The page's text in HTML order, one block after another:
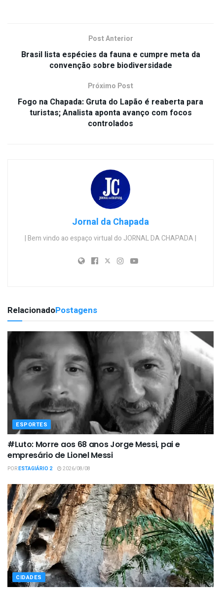
Post Anterior
Brasil lista espécies da fauna e cumpre meta da
convenção sobre biodiversidade
Próximo Post
Fogo na Chapada: Gruta do Lapão é reaberta para
turistas; Analista aponta avanço com focos
controlados
Jornal da Chapada
| Bem vindo ao espaço virtual do JORNAL DA CHAPADA |
RelacionadoPostagens
ESPORTES
#Luto: Morre aos 68 anos Jorge Messi, pai e
empresário de Lionel Messi
PORESTAGIÁRIO 2 2026/08/08
CIDADES